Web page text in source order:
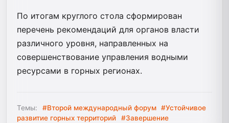
По итогам круглого стола сформирован
перечень рекомендаций для органов власти
различного уровня, направленных на
совершенствование управления водными
ресурсами в горных регионах.
Темы: #Второй международный форум #Устойчивое
развитие горных территорий
#Завершение